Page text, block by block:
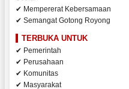
✔ Mempererat Kebersamaan
✔ Semangat Gotong Royong
TERBUKA UNTUK
✔ Pemerintah
✔ Perusahaan
✔ Komunitas
✔ Masyarakat